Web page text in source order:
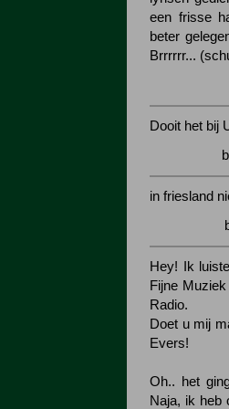
een frisse
beter
Brrrrrr...
Dooit het bij
in friesland
Hey! Ik
Fijne
Radio.
Doet u mij
Evers!
Oh.. het
Naja, ik heb